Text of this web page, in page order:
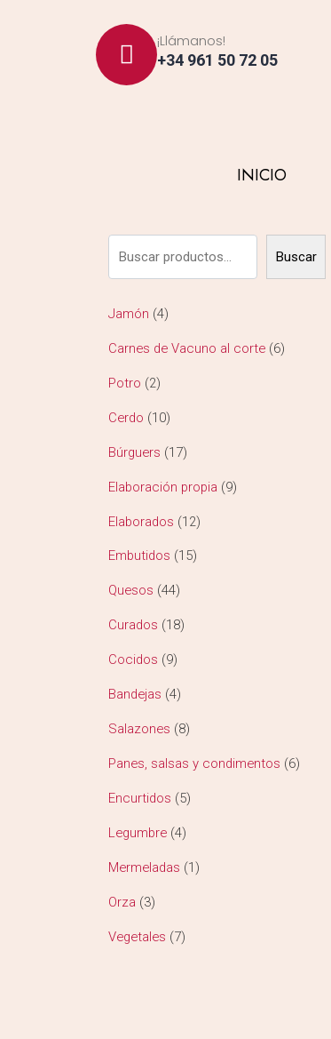
¡Llámanos!
+34 961 50 72 05
INICIO
Buscar
Jamón 4
Carnes de Vacuno al corte 6
Potro 2
Cerdo 10
Búrguers 17
Elaboración propia 9
Elaborados 12
Embutidos 15
Quesos 44
Curados 18
Cocidos 9
Bandejas 4
Salazones 8
Panes, salsas y condimentos 6
Encurtidos 5
Legumbre 4
Mermeladas 1
Orza 3
Vegetales 7